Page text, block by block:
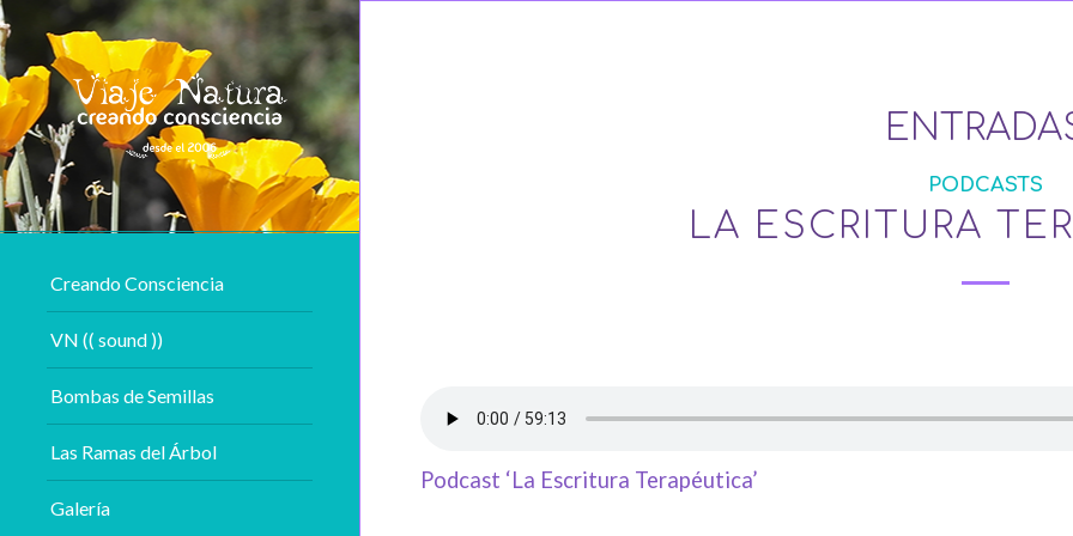
Creando Consciencia
VN (( sound ))
Bombas de Semillas
Las Ramas del Árbol
Galería
PODCASTS
LA ESCRITURA
Podcast ‘La Escritura Terapéutica’